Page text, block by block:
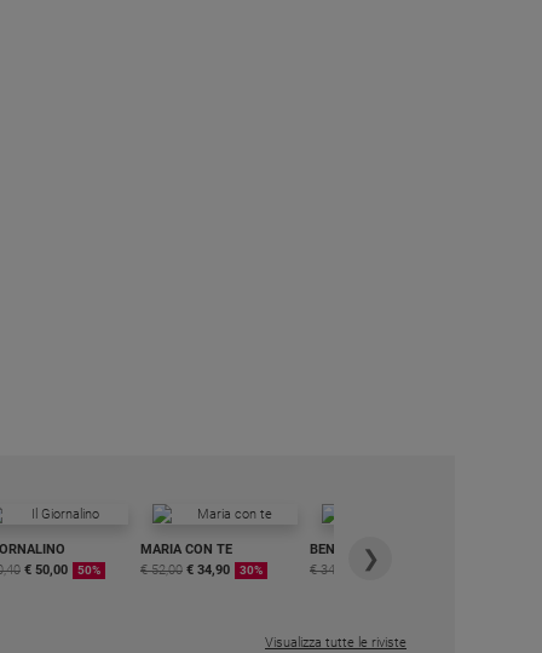
€ 50,00 50%
MARIA CON TE
€ 52,00 € 34,90 30%
BENESSERE
€ 34,80
€ 29,90
❯
Visualizza tutte le riviste